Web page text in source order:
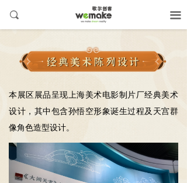
끀
끠
本展区展品呈现上海美术电影制片厂经典美术
设计，其中包含孙悟空形象诞生过程及天宫群
像角色造型设计。